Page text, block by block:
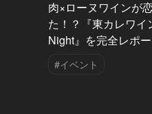
肉×ローヌワインが
た！？『東カレワイ
Night』を完全レポー
#イベント